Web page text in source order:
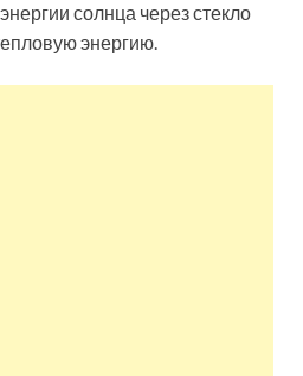
солнца через стекло
энергию.